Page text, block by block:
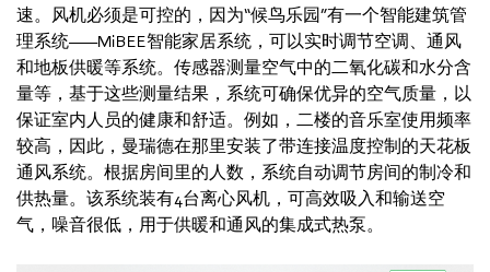
速。风机必须是可控的，因为“候鸟乐园”有一个智能建筑管
理系统——MiBEE智能家居系统，可以实时调节空调、通风
和地板供暖等系统。传感器测量空气中的二氧化碳和水分含
量等，基于这些测量结果，系统可确保优异的空气质量，以
保证室内人员的健康和舒适。例如，二楼的音乐室使用频率
较高，因此，曼瑞德在那里安装了带连接温度控制的天花板
通风系统。根据房间里的人数，系统自动调节房间的制冷和
供热量。该系统装有4台离心风机，可高效吸入和输送空
气，噪音很低，用于供暖和通风的集成式热泵。